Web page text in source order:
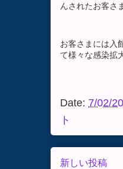
んされたお客さ
お客さまには入
て様々な感染拡
Date: 7/02/
ト
新しい投稿